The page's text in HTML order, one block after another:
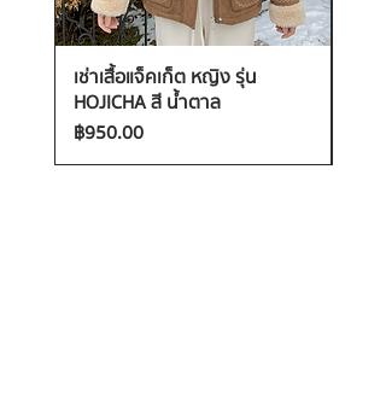
เช่าเสื้อแจ็คเก็ต หญิง รุ่น
HOJICHA สี น้ำตาล
ราคา
฿950.00